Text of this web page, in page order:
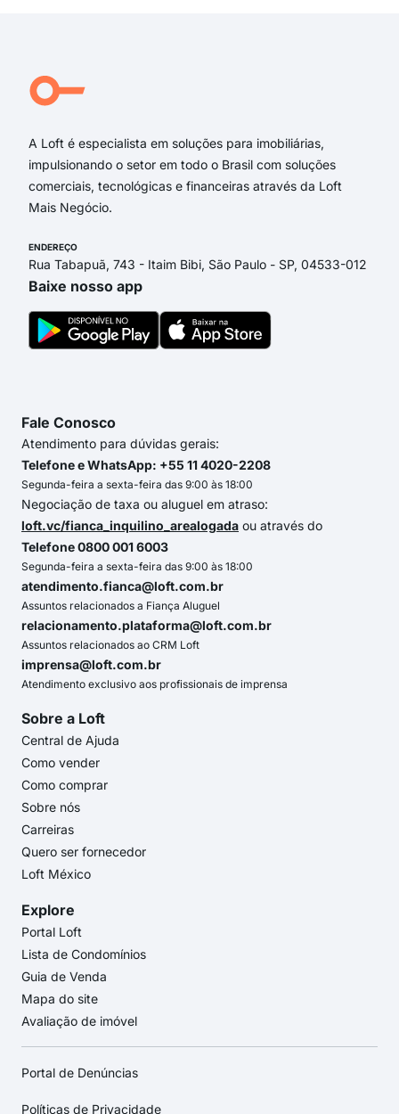
Bráulio Gomes
Marconi
A Loft é especialista em soluções para imobiliárias,
impulsionando o setor em todo o Brasil com soluções
comerciais, tecnológicas e financeiras através da Loft
Mais Negócio.
ENDEREÇO
Rua Tabapuã, 743 - Itaim Bibi, São Paulo - SP, 04533-012
Baixe nosso app
Fale Conosco
Atendimento para dúvidas gerais:
Telefone e WhatsApp: +55 11 4020-2208
Segunda-feira a sexta-feira das 9:00 às 18:00
Negociação de taxa ou aluguel em atraso:
loft.vc/fianca_inquilino_arealogada ou através do
Telefone 0800 001 6003
Segunda-feira a sexta-feira das 9:00 às 18:00
atendimento.fianca@loft.com.br
Assuntos relacionados a Fiança Aluguel
relacionamento.plataforma@loft.com.br
Assuntos relacionados ao CRM Loft
imprensa@loft.com.br
Atendimento exclusivo aos profissionais de imprensa
Sobre a Loft
Central de Ajuda
Como vender
Como comprar
Sobre nós
Carreiras
Quero ser fornecedor
Loft México
Explore
Portal Loft
Lista de Condomínios
Guia de Venda
Mapa do site
Avaliação de imóvel
Portal de Denúncias
Políticas de Privacidade